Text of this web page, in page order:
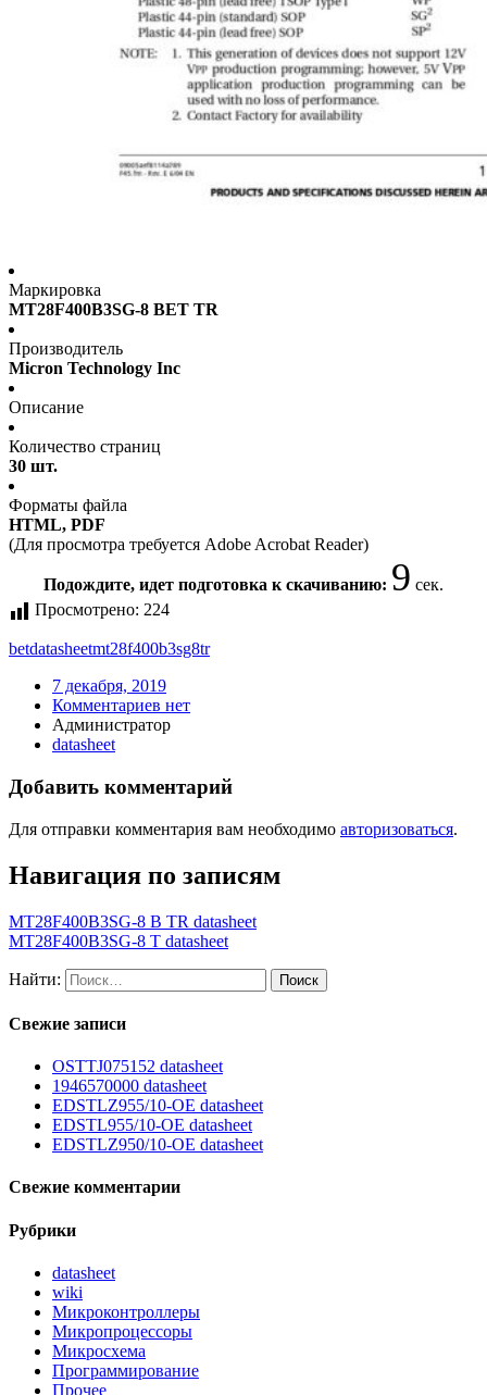
Маркировка
MT28F400B3SG-8 BET TR
Производитель
Micron Technology Inc
Описание
Количество страниц
30 шт.
Форматы файла
HTML, PDF
(Для просмотра требуется Adobe Acrobat Reader)
Подождите, идет подготовка к скачиванию: 9 сек.
Просмотрено: 224
betdatasheetmt28f400b3sg8tr
7 декабря, 2019
Комментариев нет
Администратор
datasheet
Добавить комментарий
Для отправки комментария вам необходимо авторизоваться.
Навигация по записям
MT28F400B3SG-8 B TR datasheet
MT28F400B3SG-8 T datasheet
Найти:
Свежие записи
OSTTJ075152 datasheet
1946570000 datasheet
EDSTLZ955/10-OE datasheet
EDSTL955/10-OE datasheet
EDSTLZ950/10-OE datasheet
Свежие комментарии
Рубрики
datasheet
wiki
Микроконтроллеры
Микропроцессоры
Микросхема
Программирование
Прочее